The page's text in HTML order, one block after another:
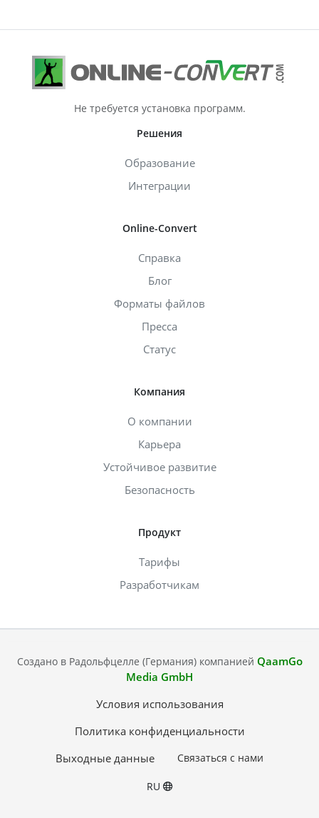
Не требуется установка программ.
Решения
Образование
Интеграции
Online-Convert
Справка
Блог
Форматы файлов
Пресса
Статус
Компания
О компании
Карьера
Устойчивое развитие
Безопасность
Продукт
Тарифы
Разработчикам
Создано в Радольфцелле (Германия) компанией QaamGo
Media GmbH
Условия использования
Политика конфиденциальности
Выходные данные
Связаться с нами
RU